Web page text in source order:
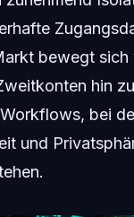
bewegt sich
hin
bei
und